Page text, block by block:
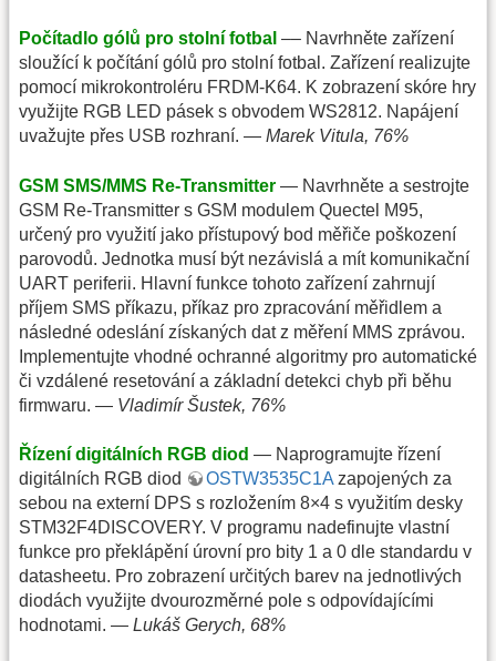
Počítadlo gólů pro stolní fotbal –– Navrhněte zařízení
sloužící k počítání gólů pro stolní fotbal. Zařízení realizujte
pomocí mikrokontroléru FRDM-K64. K zobrazení skóre hry
využijte RGB LED pásek s obvodem WS2812. Napájení
uvažujte přes USB rozhraní. — Marek Vitula, 76%
GSM SMS/MMS Re-Transmitter — Navrhněte a sestrojte
GSM Re-Transmitter s GSM modulem Quectel M95,
určený pro využití jako přístupový bod měřiče poškození
parovodů. Jednotka musí být nezávislá a mít komunikační
UART periferii. Hlavní funkce tohoto zařízení zahrnují
příjem SMS příkazu, příkaz pro zpracování měřidlem a
následné odeslání získaných dat z měření MMS zprávou.
Implementujte vhodné ochranné algoritmy pro automatické
či vzdálené resetování a základní detekci chyb při běhu
firmwaru. — Vladimír Šustek, 76%
Řízení digitálních RGB diod — Naprogramujte řízení
digitálních RGB diod
OSTW3535C1A zapojených za
sebou na externí DPS s rozložením 8×4 s využitím desky
STM32F4DISCOVERY. V programu nadefinujte vlastní
funkce pro překlápění úrovní pro bity 1 a 0 dle standardu v
datasheetu. Pro zobrazení určitých barev na jednotlivých
diodách využijte dvourozměrné pole s odpovídajícími
hodnotami. — Lukáš Gerych, 68%